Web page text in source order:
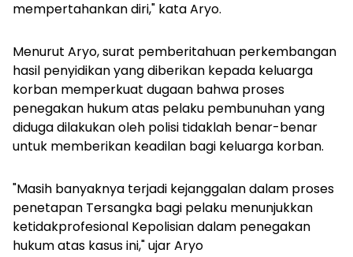
mempertahankan diri," kata Aryo.
Menurut Aryo, surat pemberitahuan perkembangan
hasil penyidikan yang diberikan kepada keluarga
korban memperkuat dugaan bahwa proses
penegakan hukum atas pelaku pembunuhan yang
diduga dilakukan oleh polisi tidaklah benar-benar
untuk memberikan keadilan bagi keluarga korban.
"Masih banyaknya terjadi kejanggalan dalam proses
penetapan Tersangka bagi pelaku menunjukkan
ketidakprofesional Kepolisian dalam penegakan
hukum atas kasus ini," ujar Aryo